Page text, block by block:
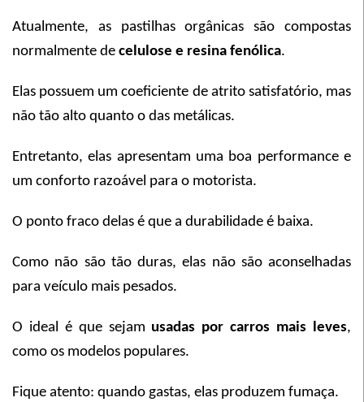
Atualmente, as pastilhas orgânicas são compostas
normalmente de celulose e resina fenólica.
Elas possuem um coeficiente de atrito satisfatório, mas
não tão alto quanto o das metálicas.
Entretanto, elas apresentam uma boa performance e
um conforto razoável para o motorista.
O ponto fraco delas é que a durabilidade é baixa.
Como não são tão duras, elas não são aconselhadas
para veículo mais pesados.
O ideal é que sejam usadas por carros mais leves,
como os modelos populares.
Fique atento: quando gastas, elas produzem fumaça.